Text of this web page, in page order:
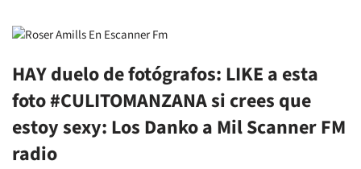
HAY duelo de fotógrafos: LIKE a esta
foto #CULITOMANZANA si crees que
estoy sexy: Los Danko a Mil Scanner FM
radio